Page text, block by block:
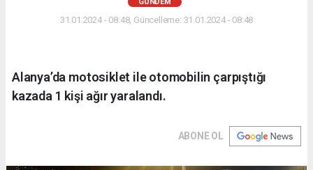
31.01.2024 - 08:48, Güncelleme: 31.01.2024 - 08:48
Alanya’da motosiklet ile otomobilin çarpıştığı
kazada 1 kişi ağır yaralandı.
ABONE OL